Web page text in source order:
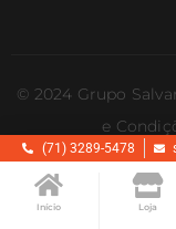
© 2024 Grupo
e
(71) 3289-5478
Início Loja